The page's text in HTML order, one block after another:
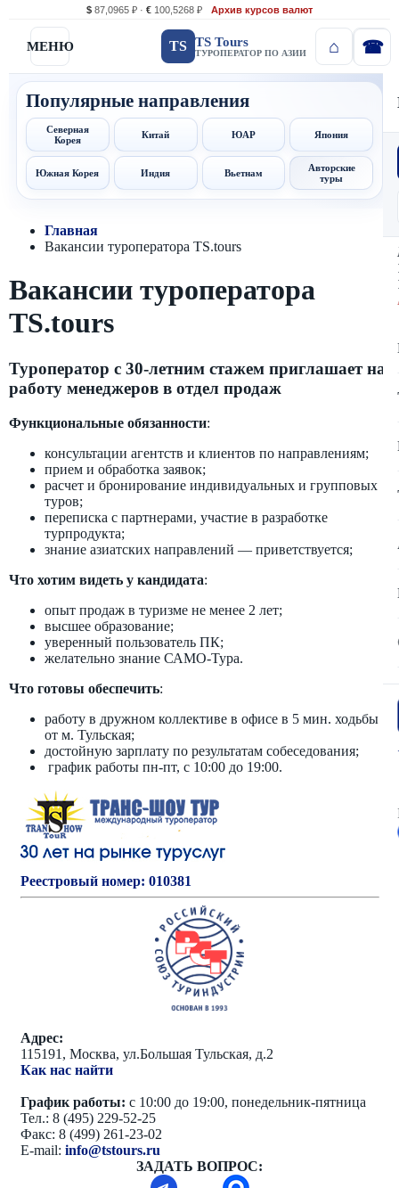
$ 87,0965 ₽ · € 100,5268 ₽ Архив курсов валют
МЕНЮ TS TS Tours
ТУРОПЕРАТОР ПО АЗИИ
Популярные направления
Северная
Корея
Китай ЮАР Япония
Южная Корея Индия Вьетнам
Авторские
туры
Главная
Вакансии туроператора TS.tours
Вакансии туроператора
TS.tours
Туроператор с 30-летним стажем приглашает на
работу менеджеров в отдел продаж
Функциональные обязанности:
консультации агентств и клиентов по направлениям;
прием и обработка заявок;
расчет и бронирование индивидуальных и групповых
туров;
переписка с партнерами, участие в разработке
турпродукта;
знание азиатских направлений — приветствуется;
Что хотим видеть у кандидата:
опыт продаж в туризме не менее 2 лет;
высшее образование;
уверенный пользователь ПК;
желательно знание САМО-Тура.
Что готовы обеспечить:
работу в дружном коллективе в офисе в 5 мин. ходьбы
от м. Тульская;
достойную зарплату по результатам собеседования;
график работы пн-пт, с 10:00 до 19:00.
Реестровый номер: 010381
Адрес:
115191, Москва, ул.Большая Тульская, д.2
Как нас найти
График работы: с 10:00 до 19:00, понедельник-пятница
Тел.: 8 (495) 229-52-25
Факс: 8 (499) 261-23-02
E-mail: info@tstours.ru
ЗАДАТЬ ВОПРОС: